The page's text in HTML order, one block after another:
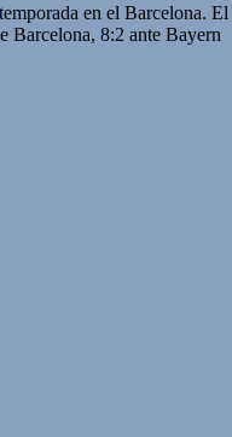
en el Barcelona.
Barcelona, 8:2 ante Bayern